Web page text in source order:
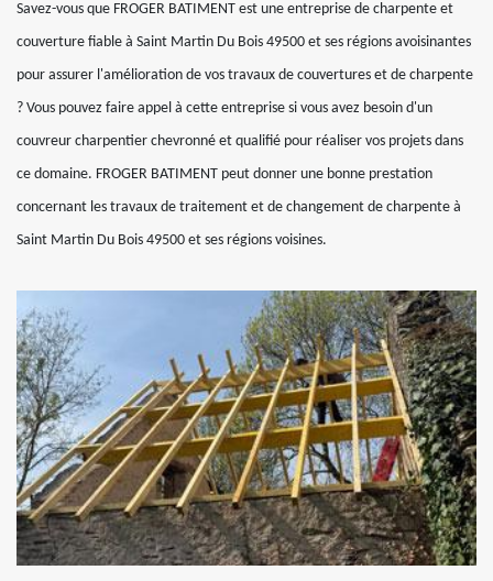
Savez-vous que FROGER BATIMENT est une entreprise de charpente et
couverture fiable à Saint Martin Du Bois 49500 et ses régions avoisinantes
pour assurer l'amélioration de vos travaux de couvertures et de charpente
? Vous pouvez faire appel à cette entreprise si vous avez besoin d'un
couvreur charpentier chevronné et qualifié pour réaliser vos projets dans
ce domaine. FROGER BATIMENT peut donner une bonne prestation
concernant les travaux de traitement et de changement de charpente à
Saint Martin Du Bois 49500 et ses régions voisines.